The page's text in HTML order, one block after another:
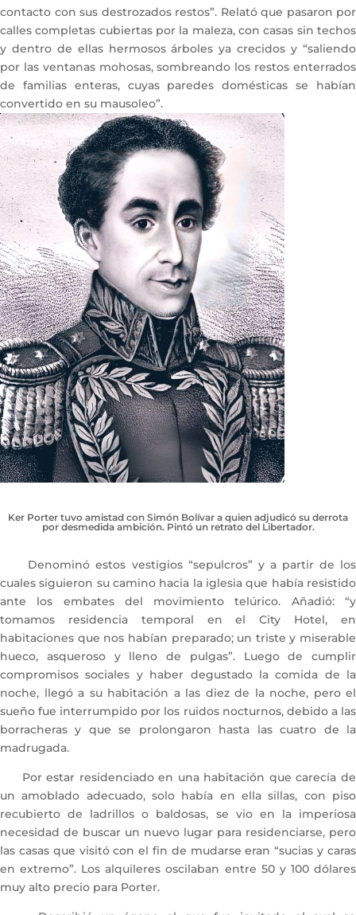
contacto con sus destrozados restos”. Relató que pasaron por
calles completas cubiertas por la maleza, con casas sin techos
y dentro de ellas hermosos árboles ya crecidos y “saliendo
por las ventanas mohosas, sombreando los restos enterrados
de familias enteras, cuyas paredes domésticas se habían
convertido en su mausoleo”.
Ker Porter tuvo amistad con Simón Bolívar a quien adjudicó su derrota
por desmedida ambición. Pintó un retrato del Libertador.
Denominó estos vestigios “sepulcros” y a partir de los
cuales siguieron su camino hacia la iglesia que había resistido
ante los embates del movimiento telúrico. Añadió: “y
tomamos residencia temporal en el City Hotel, en
habitaciones que nos habían preparado; un triste y miserable
hueco, asqueroso y lleno de pulgas”. Luego de cumplir
compromisos sociales y haber degustado la comida de la
noche, llegó a su habitación a las diez de la noche, pero el
sueño fue interrumpido por los ruidos nocturnos, debido a las
borracheras y que se prolongaron hasta las cuatro de la
madrugada.
Por estar residenciado en una habitación que carecía de
un amoblado adecuado, solo había en ella sillas, con piso
recubierto de ladrillos o baldosas, se vio en la imperiosa
necesidad de buscar un nuevo lugar para residenciarse, pero
las casas que visitó con el fin de mudarse eran “sucias y caras
en extremo”. Los alquileres oscilaban entre 50 y 100 dólares
muy alto precio para Porter.